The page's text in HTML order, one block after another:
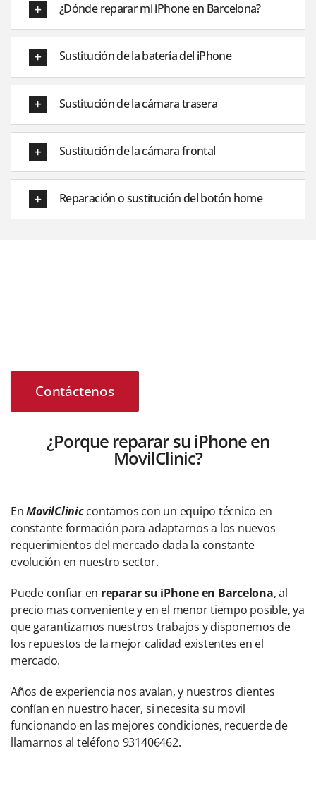
¿Dónde reparar mi iPhone en Barcelona?
Sustitución de la batería del iPhone
Sustitución de la cámara trasera
Sustitución de la cámara frontal
Reparación o sustitución del botón home
Contáctenos
¿Porque reparar su iPhone en
MovilClinic?
EnMovilCliniccontamos con un equipo técnico en
constante formación para adaptarnos a los nuevos
requerimientos del mercado dada la constante
evolución en nuestro sector.
Puede confiar en reparar su iPhone en Barcelona, al
precio mas conveniente y en el menor tiempo posible, ya
que garantizamos nuestros trabajos y disponemos de
los repuestos de la mejor calidad existentes en el
mercado.
Años de experiencia nos avalan, y nuestros clientes
confían en nuestro hacer, si necesita su movil
funcionando en las mejores condiciones, recuerde de
llamarnos al teléfono 931406462.